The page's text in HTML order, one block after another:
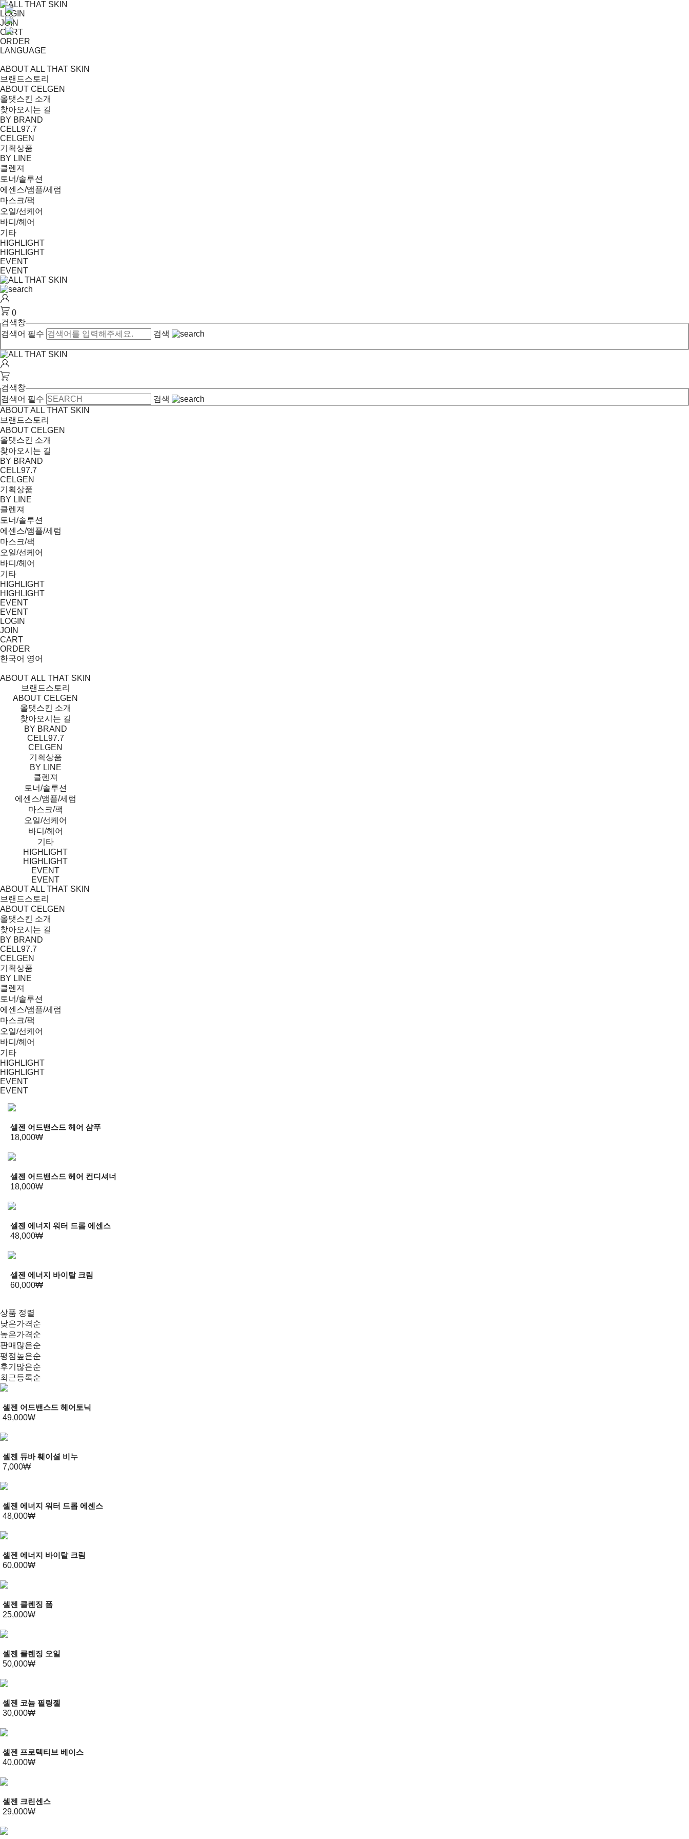
LOGIN
JOIN
CART
ORDER
LANGUAGE
ABOUT ALL THAT SKIN
브랜드스토리
ABOUT CELGEN
올댓스킨 소개
찾아오시는 길
BY BRAND
CELL97.7
CELGEN
기획상품
BY LINE
클렌져
토너/솔루션
에센스/앰플/세럼
마스크/팩
오일/선케어
바디/헤어
기타
HIGHLIGHT
HIGHLIGHT
EVENT
EVENT
0
검색창
검색어 필수
검색
검색창
검색어 필수
검색
ABOUT ALL THAT SKIN
브랜드스토리
ABOUT CELGEN
올댓스킨 소개
찾아오시는 길
BY BRAND
CELL97.7
CELGEN
기획상품
BY LINE
클렌져
토너/솔루션
에센스/앰플/세럼
마스크/팩
오일/선케어
바디/헤어
기타
HIGHLIGHT
HIGHLIGHT
EVENT
EVENT
LOGIN
JOIN
CART
ORDER
한국어 영어
ABOUT ALL THAT SKIN
브랜드스토리
ABOUT CELGEN
올댓스킨 소개
찾아오시는 길
BY BRAND
CELL97.7
CELGEN
기획상품
BY LINE
클렌져
토너/솔루션
에센스/앰플/세럼
마스크/팩
오일/선케어
바디/헤어
기타
HIGHLIGHT
HIGHLIGHT
EVENT
EVENT
ABOUT ALL THAT SKIN
브랜드스토리
ABOUT CELGEN
올댓스킨 소개
찾아오시는 길
BY BRAND
CELL97.7
CELGEN
기획상품
BY LINE
클렌져
토너/솔루션
에센스/앰플/세럼
마스크/팩
오일/선케어
바디/헤어
기타
HIGHLIGHT
HIGHLIGHT
EVENT
EVENT
셀젠 어드밴스드 헤어 샴푸
18,000₩
셀젠 어드밴스드 헤어 컨디셔너
18,000₩
셀젠 에너지 워터 드롭 에센스
48,000₩
셀젠 에너지 바이탈 크림
60,000₩
상품 정렬
낮은가격순
높은가격순
판매많은순
평점높은순
후기많은순
최근등록순
셀젠 어드밴스드 헤어토닉
49,000₩
셀젠 듀바 훼이셜 비누
7,000₩
셀젠 에너지 워터 드롭 에센스
48,000₩
셀젠 에너지 바이탈 크림
60,000₩
셀젠 클렌징 폼
25,000₩
셀젠 클렌징 오일
50,000₩
셀젠 코늄 필링젤
30,000₩
셀젠 프로텍티브 베이스
40,000₩
셀젠 크린센스
29,000₩